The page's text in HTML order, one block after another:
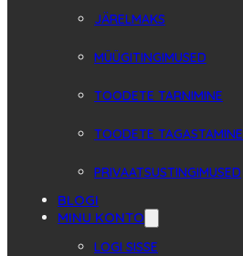
JÄRELMAKS
MÜÜGITINGIMUSED
TOODETE TARNIMINE
TOODETE TAGASTAMINE
PRIVAATSUSTINGIMUSED
BLOGI
MINU KONTO
LOGI SISSE